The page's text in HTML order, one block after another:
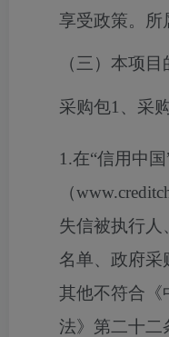
享受政策。所
（三）本项
采购包1、采
1.在“信用中
（
失信被执行人
名单、政府采
其他不符合《
法》第二十二